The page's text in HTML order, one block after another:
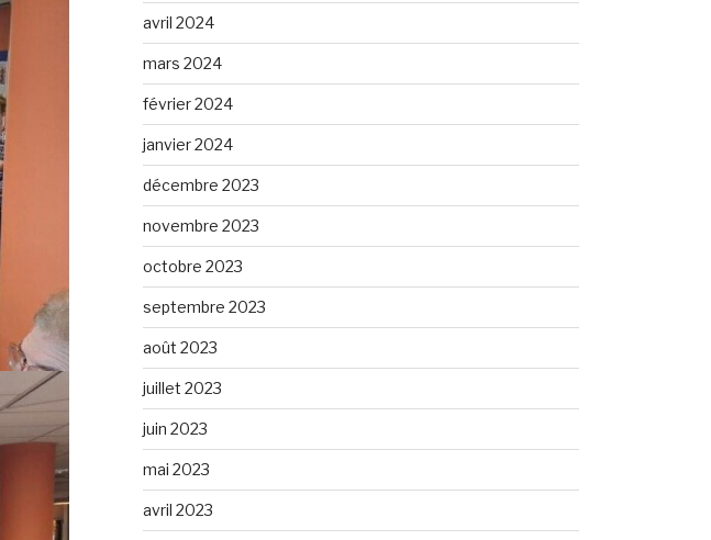
avril 2024
mars 2024
février 2024
janvier 2024
décembre 2023
novembre 2023
octobre 2023
septembre 2023
août 2023
juillet 2023
juin 2023
mai 2023
avril 2023